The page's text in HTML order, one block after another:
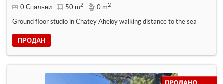
0 Спальни 50 m2 0 m2
Ground floor studio in Chatey Aheloy walking distance to the sea
ПРОДАН